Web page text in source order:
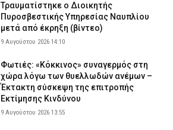
Τραυματίστηκε o Διοικητής
Πυροσβεστικής Υπηρεσίας Ναυπλίου
μετά από έκρηξη (βίντεο)
9 Αυγούστου 2026 14:10
Φωτιές: «Κόκκινος» συναγερμός στη
χώρα λόγω των θυελλωδών ανέμων –
Έκτακτη σύσκεψη της επιτροπής
Εκτίμησης Κινδύνου
9 Αυγούστου 2026 13:55